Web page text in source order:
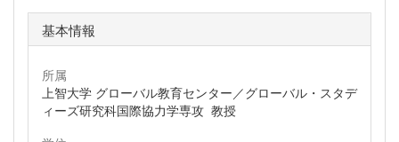
基本情報
所属
上智大学 グローバル教育センター／グローバル・スタデ
ィーズ研究科国際協力学専攻 教授